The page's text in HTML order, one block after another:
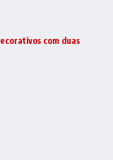
com duas